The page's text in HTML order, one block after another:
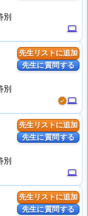
computer
別
先生リストに追加
先生に質問する
verifiedcomputer
別
先生リストに追加
先生に質問する
computer
別
先生リストに追加
先生に質問する